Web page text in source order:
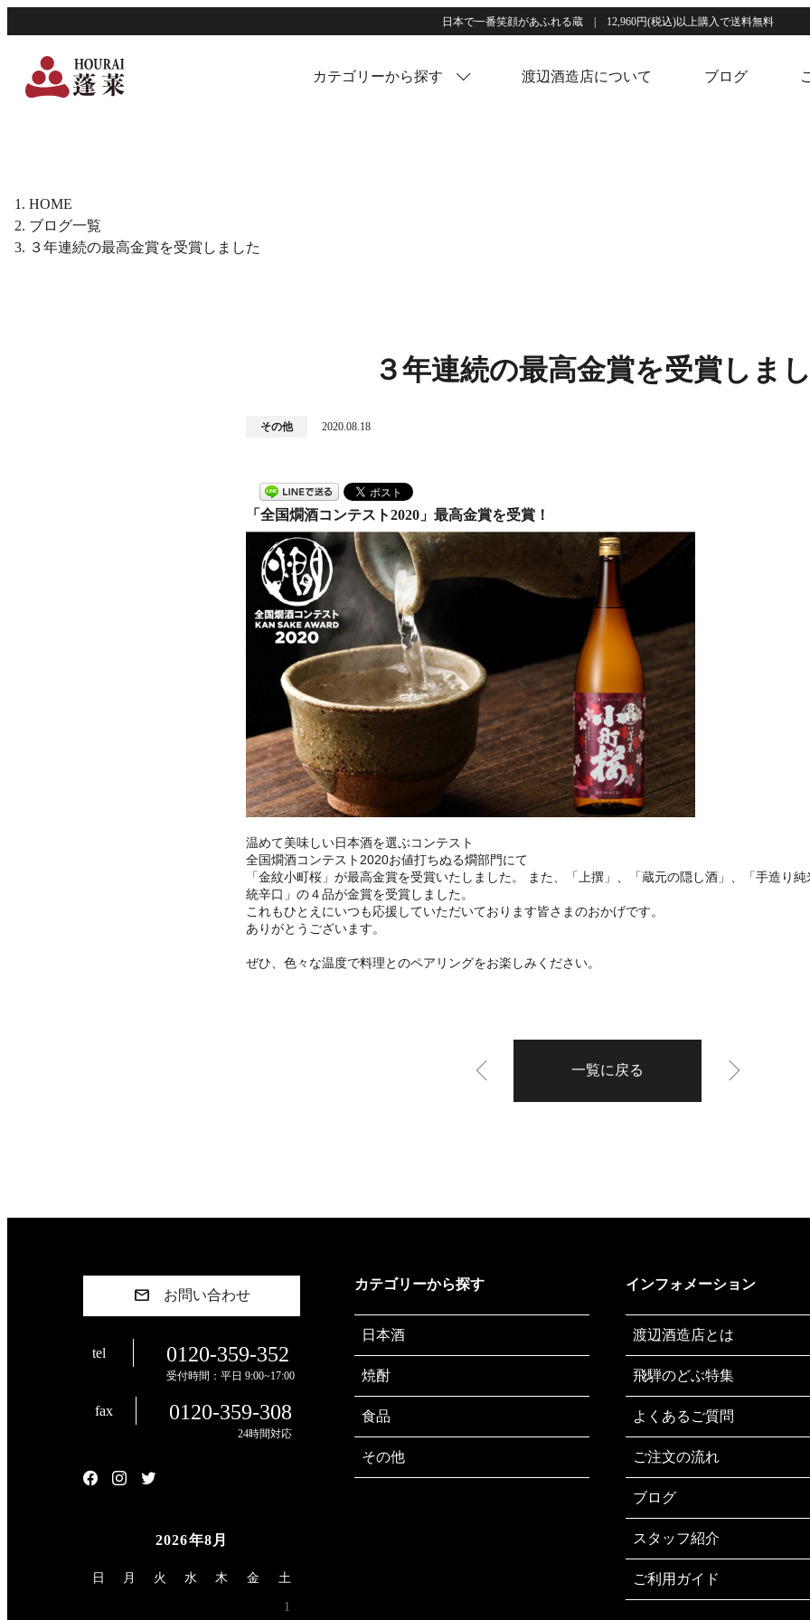
日本で一番笑顔があふれる蔵 | 12,960円(税込)以上購入で送料無料
カテゴリーから探す 渡辺酒造店について ブログ
HOME
ブログ一覧
３年連続の最高金賞を受賞しました
３年連続の最高金賞を受賞しま
その他 2020.08.18
「全国燗酒コンテスト2020」最高金賞を受賞！
温めて美味しい日本酒を選ぶコンテスト
全国燗酒コンテスト2020お値打ちぬる燗部門にて
「金紋小町桜」が最高金賞を受賞いたしました。
また、「上撰」、「蔵元の隠し酒」、「手造り
統辛口」の４品が金賞を受賞しました。
これもひとえにいつも応援していただいております皆さまのおかげです。
ありがとうございます。
ぜひ、色々な温度で料理とのペアリングをお楽しみください。
一覧に戻る
お問い合わせ
tel 0120-359-352
受付時間：平日 9:00~17:00
fax 0120-359-308
24時間対応
2026年8月
日 月 火 水 木 金 土
1
カテゴリーから探す
日本酒
焼酎
食品
その他
インフォメーション
渡辺酒造店とは
飛騨のどぶ特集
よくあるご質問
ご注文の流れ
ブログ
スタッフ紹介
ご利用ガイド